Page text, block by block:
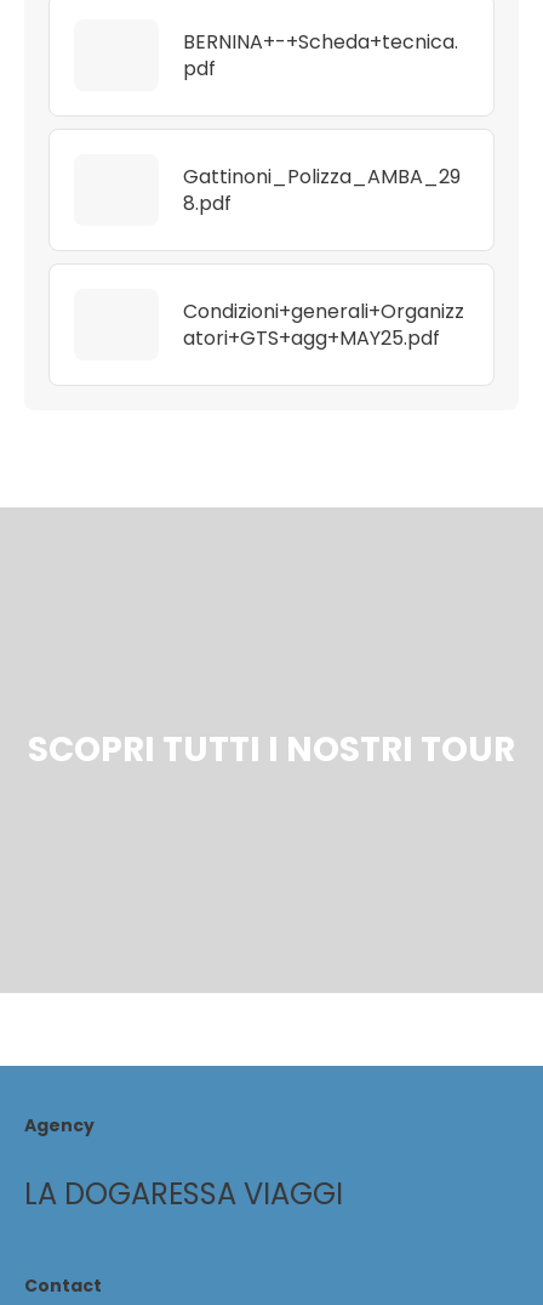
BERNINA+-+Scheda+tecnica.
pdf
Gattinoni_Polizza_AMBA_29
8.pdf
Condizioni+generali+Organizz
atori+GTS+agg+MAY25.pdf
SCOPRI TUTTI I NOSTRI TOUR
Agency
LA DOGARESSA VIAGGI
Contact